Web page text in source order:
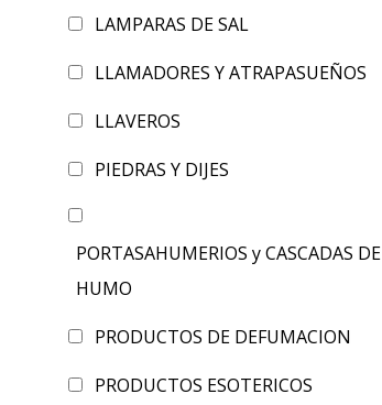
LAMPARAS DE SAL
LLAMADORES Y ATRAPASUEÑOS
LLAVEROS
PIEDRAS Y DIJES
PORTASAHUMERIOS y CASCADAS DE
HUMO
PRODUCTOS DE DEFUMACION
PRODUCTOS ESOTERICOS